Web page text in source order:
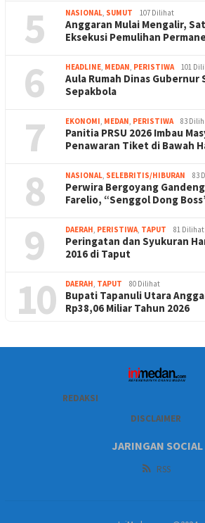
5 NASIONAL SUMUT 107 Dilihat
Anggaran Mulai Mengalir,
Eksekusi Pemulihan
6 HEADLINE MEDAN PERISTIWA 101
Aula Rumah Dinas Gubernur
Sepakbola
7 EKONOMI MEDAN PERISTIWA 83
Panitia PRSU 2026 Imbau
Penawaran Tiket di Bawah
8 NASIONAL SELEBRITIS/HIBURAN 83
Perwira Bergoyang Gandeng
Farelio, “Senggol Dong
9 DAERAH PERISTIWA TAPUT 81 Dilihat
Peringatan dan Syukuran
2016 di Taput
10 DAERAH TAPUT 80 Dilihat
Bupati Tapanuli Utara
Rp38,06 Miliar Tahun 2026
REDAKSI
DISCLAIMER
JARINGAN SOCIAL
RSS